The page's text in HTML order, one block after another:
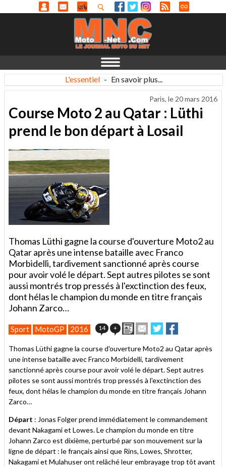
L'essentiel - En savoir plus...
Paris, le 20 mars 2016
Course Moto 2 au Qatar : Lüthi
prend le bon départ à Losail
Thomas Lüthi gagne la course d'ouverture Moto2 au
Qatar après une intense bataille avec Franco
Morbidelli, tardivement sanctionné après course
pour avoir volé le départ. Sept autres pilotes se sont
aussi montrés trop pressés à l'exctinction des feux,
dont hélas le champion du monde en titre français
Johann Zarco…
Sport MotoGP 2016 14 + ImprimerEnvoyer
cet
à
un
ami
Partager
sur
sur
Thomas Lüthi gagne la course d'ouverture Moto2 au Qatar après
une intense bataille avec Franco Morbidelli, tardivement
sanctionné après course pour avoir volé le départ. Sept autres
pilotes se sont aussi montrés trop pressés à l'exctinction des
feux, dont hélas le champion du monde en titre français Johann
Zarco…
Départ : Jonas Folger prend immédiatement le commandement
devant Nakagami et Lowes. Le champion du monde en titre
Johann Zarco est dixième, perturbé par son mouvement sur la
ligne de départ : le français ainsi que Rins, Lowes, Shrotter,
Nakagami et Mulahuser ont relâché leur embrayage trop tôt avant